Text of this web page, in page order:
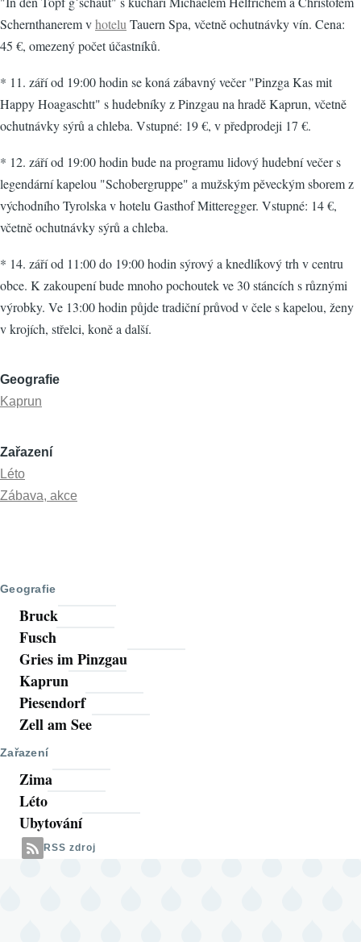
Schernthanerem vhotelu Tauern Spa, včetně ochutnávky vín. Cena:
45 €, omezený počet účastníků.
* 11. září od 19:00 hodin se koná zábavný večer "Pinzga Kas mit
Happy Hoagaschtt" s hudebníky z Pinzgau na hradě Kaprun, včetně
ochutnávky sýrů a chleba. Vstupné: 19 €, v předprodeji 17 €.
* 12. září od 19:00 hodin bude na programu lidový hudební večer s
legendární kapelou "Schobergruppe" a mužským pěveckým sborem z
východního Tyrolska v hotelu Gasthof Mitteregger. Vstupné: 14 €,
včetně ochutnávky sýrů a chleba.
* 14. září od 11:00 do 19:00 hodin sýrový a knedlíkový trh v centru
obce. K zakoupení bude mnoho pochoutek ve 30 stáncích s různými
výrobky. Ve 13:00 hodin půjde tradiční průvod v čele s kapelou, ženy
v krojích, střelci, koně a další.
Geografie
Kaprun
Zařazení
Léto
Zábava, akce
Geografie
Bruck
Fusch
Gries im Pinzgau
Kaprun
Piesendorf
Zell am See
Zařazení
Zima
Léto
Ubytování
RSS zdroj